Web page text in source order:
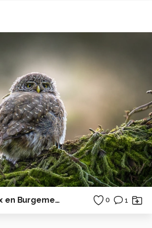
Koningin Beatrix en Burgemeester Schouwenaar 0 1